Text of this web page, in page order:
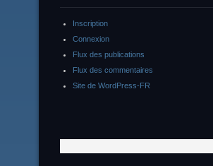
Inscription
Connexion
Flux des publications
Flux des commentaires
Site de WordPress-FR